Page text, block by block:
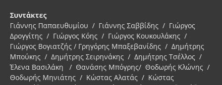
Συντάκτες
Γιάννης Παπαευθυμίου / Γιάννης Σαββίδης / Γιώργος
Δρογγίτης / Γιώργος Κόης / Γιώργος Κουκουλάκης /
Γιώργος Βογιατζής / Γρηγόρης Μπαξεβανίδης / Δημήτρης
Μπούκης / Δημήτρης Σειρηνάκης / Δημήτρης Τσέλλος /
Έλενα Βασιλάκη / Θανάσης Μπόγρης/ Θοδωρής Κλώνης /
Θοδωρής Μηνιάτης / Κώστας Αλατάς / Κώστας